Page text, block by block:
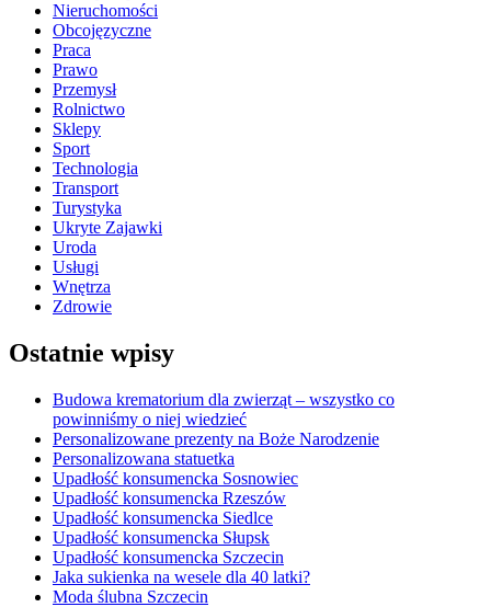
Nieruchomości
Obcojęzyczne
Praca
Prawo
Przemysł
Rolnictwo
Sklepy
Sport
Technologia
Transport
Turystyka
Ukryte Zajawki
Uroda
Usługi
Wnętrza
Zdrowie
Ostatnie wpisy
Budowa krematorium dla zwierząt – wszystko co
powinniśmy o niej wiedzieć
Personalizowane prezenty na Boże Narodzenie
Personalizowana statuetka
Upadłość konsumencka Sosnowiec
Upadłość konsumencka Rzeszów
Upadłość konsumencka Siedlce
Upadłość konsumencka Słupsk
Upadłość konsumencka Szczecin
Jaka sukienka na wesele dla 40 latki?
Moda ślubna Szczecin